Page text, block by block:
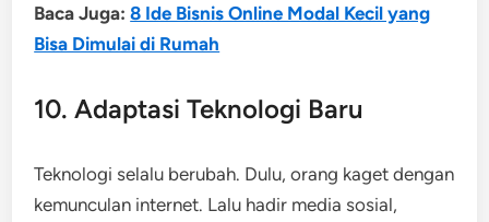
Baca Juga:8 Ide Bisnis Online Modal Kecil yang
Bisa Dimulai di Rumah
10. Adaptasi Teknologi Baru
Teknologi selalu berubah. Dulu, orang kaget dengan
kemunculan internet. Lalu hadir media sosial,